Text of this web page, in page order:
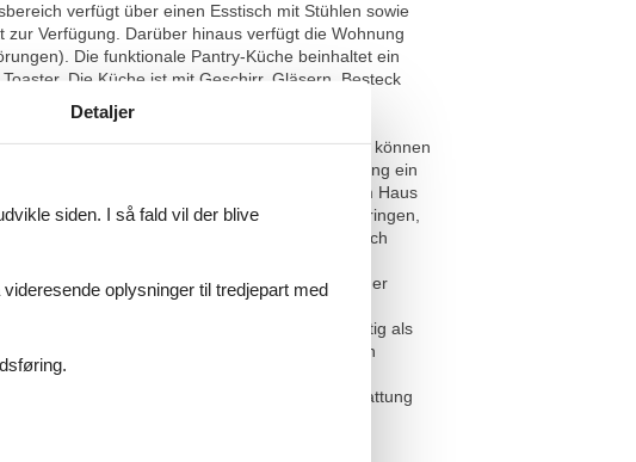
verfügt über einen Esstisch mit Stühlen sowie
Verfügung. Darüber hinaus verfügt die Wohnung
Die funktionale Pantry-Küche beinhaltet ein
Die Küche ist mit Geschirr, Gläsern, Besteck
cm) mit Nachttischen und Lampen sowie 2
Das moderne Badezimmer verfügt über eine
Ablagemöglichkeiten. Ihre Jacken und Schuhe können
Ihrer Wertsachen steht Ihnen in Ihrer Wohnung ein
PKW-Stellplatz (Nr. 29) direkt neben dem Haus
Sofern Sie keine eigenen Fahrräder mitbringen,
Auf Wunsch werden Ihnen die Fahrräder auch
für den diesbezüglich erhöhten Reinigungs-
Interesse unserer nicht rauchenden Gäste in der
Verständnis! Ein Wäschepaket (komplette
und ein Geschirrtuch) kann kostenpflichtig als
2 Personen. Abweichungen von den genannten
mit unseren Mitarbeitern möglich. Die
Die tatsächliche Möblierung und Ausstattung
Detaljer
siden. I så fald vil der blive
oplysninger til tredjepart med